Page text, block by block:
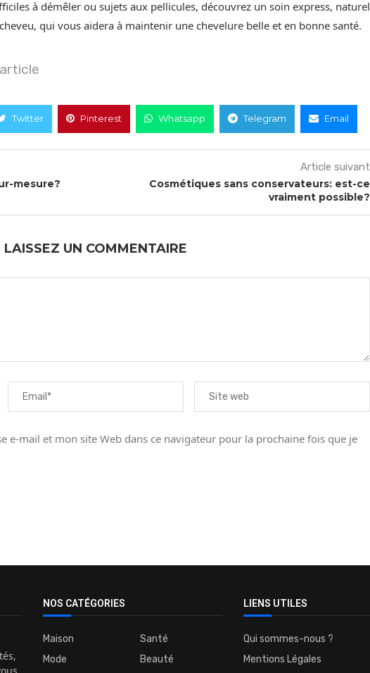
à démêler ou sujets aux pellicules, découvrez un soin express, naturel
qui vous aidera à maintenir une chevelure belle et en bonne santé.
Twitter Pinterest Whatsapp Telegram Email
mesure?
Article suivant
Cosmétiques sans conservateurs: est-ce
vraiment possible?
LAISSEZ UN COMMENTAIRE
e-mail et mon site Web dans ce navigateur pour la prochaine fois que je
NOS CATÉGORIES
Maison
Santé
Mode
Beauté
LIENS UTILES
Qui sommes-nous ?
Mentions Légales